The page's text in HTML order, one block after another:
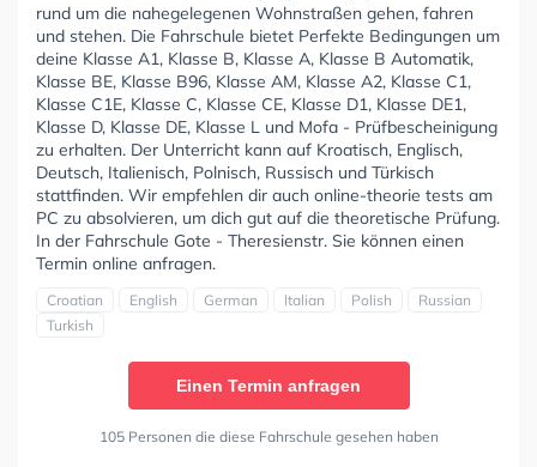
rund um die nahegelegenen Wohnstraßen gehen, fahren
und stehen. Die Fahrschule bietet Perfekte Bedingungen um
deine Klasse A1, Klasse B, Klasse A, Klasse B Automatik,
Klasse BE, Klasse B96, Klasse AM, Klasse A2, Klasse C1,
Klasse C1E, Klasse C, Klasse CE, Klasse D1, Klasse DE1,
Klasse D, Klasse DE, Klasse L und Mofa - Prüfbescheinigung
zu erhalten. Der Unterricht kann auf Kroatisch, Englisch,
Deutsch, Italienisch, Polnisch, Russisch und Türkisch
stattfinden. Wir empfehlen dir auch online-theorie tests am
PC zu absolvieren, um dich gut auf die theoretische Prüfung.
In der Fahrschule Gote - Theresienstr. Sie können einen
Termin online anfragen.
Croatian English German Italian Polish
Russian
Turkish
Einen Termin anfragen
105 Personen die diese Fahrschule gesehen haben